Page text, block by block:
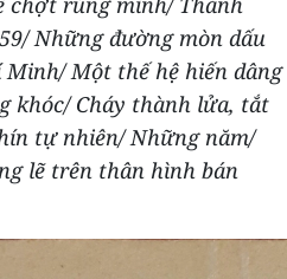
Những đường mòn dấu
Một thế hệ hiến dâng
khóc/ Cháy thành lửa, tắt
tự nhiên/ Những năm/
lẽ trên thân hình bán